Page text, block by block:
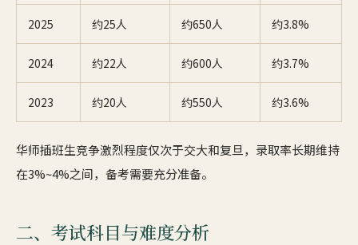
2025 约25人 约650人 约3.8%
2024 约22人 约600人 约3.7%
2023 约20人 约550人 约3.6%
华师插班生竞争激烈程度仅次于交大和复旦，录取率长期维持
在3%~4%之间，备考需要充分准备。
二、考试科目与难度分析